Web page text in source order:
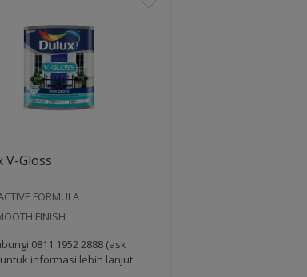
V-Gloss
FORMULA
FINISH
0811 1952 2888 (ask
informasi lebih lanjut